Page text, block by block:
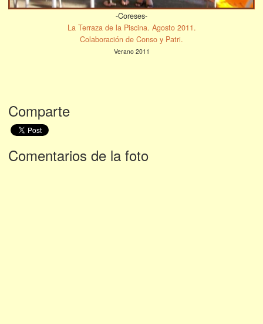
-Coreses-
La Terraza de la Piscina. Agosto 2011.
Colaboración de Conso y Patri.
Verano 2011
Comparte
Comentarios de la foto